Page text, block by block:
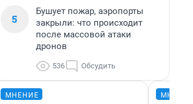
5
Бушует пожар, аэропорты
закрыли: что происходит
после массовой атаки
дронов
536 Обсудить
МНЕНИЕ